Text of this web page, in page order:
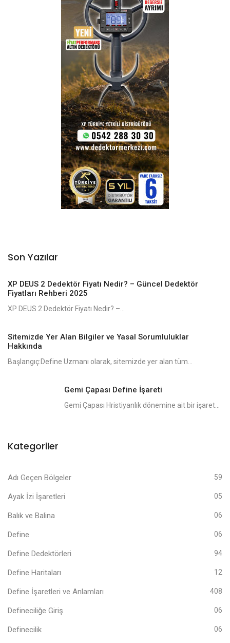
Son Yazılar
XP DEUS 2 Dedektör Fiyatı Nedir? – Güncel Dedektör
Fiyatları Rehberi 2025
XP DEUS 2 Dedektör Fiyatı Nedir? –...
Sitemizde Yer Alan Bilgiler ve Yasal Sorumluluklar
Hakkında
Başlangıç:Define Uzmanı olarak, sitemizde yer alan tüm...
Gemi Çapası Define İşareti
Gemi Çapası Hristiyanlık dönemine ait bir işaret...
Kategoriler
Adı Geçen Bölgeler 59
Ayak İzi İşaretleri 05
Balık ve Balina 06
Define 06
Define Dedektörleri 94
Define Haritaları 12
Define İşaretleri ve Anlamları 408
Defineciliğe Giriş 06
Definecilik 06